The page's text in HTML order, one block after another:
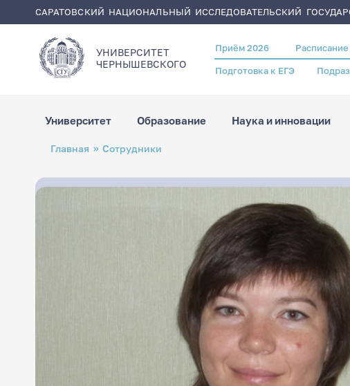
САРАТОВСКИЙ НАЦИОНАЛЬНЫЙ ИССЛЕДОВАТЕЛЬСКИЙ
УНИВЕРСИТЕТ
ЧЕРНЫШЕВСКОГO
Header
menu
Приём 2026 Расписание
Подготовка к ЕГЭ
Университет Образование Наука и инновации
Строка
навигации
Главная Сотрудники